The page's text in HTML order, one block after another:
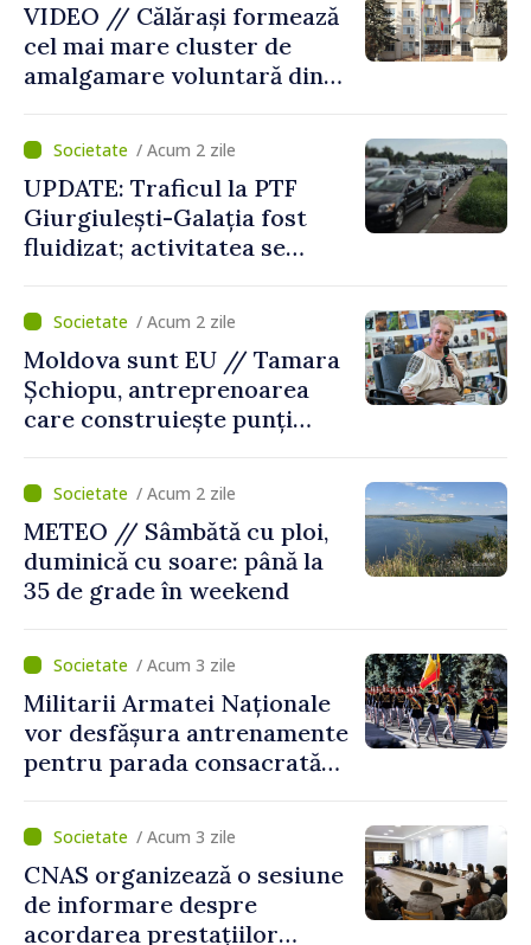
VIDEO // Călărași formează
cel mai mare cluster de
amalgamare voluntară din
orășenesc a aprobat decizia
finală
/ Acum 2 zile
UPDATE: Traficul la PTF
Giurgiulești-Galația fost
fluidizat; activitatea se
normale
/ Acum 2 zile
Moldova sunt EU // Tamara
Șchiopu, antreprenoarea
care construiește punți
Republica Moldova
/ Acum 2 zile
METEO // Sâmbătă cu ploi,
duminică cu soare: până la
35 de grade în weekend
/ Acum 3 zile
Militarii Armatei Naționale
vor desfășura antrenamente
pentru parada consacrată
/ Acum 3 zile
CNAS organizează o sesiune
de informare despre
acordarea prestațiilor